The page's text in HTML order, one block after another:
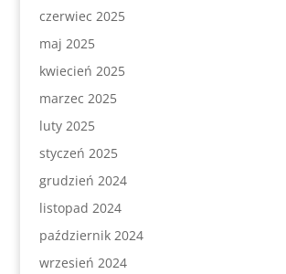
czerwiec 2025
maj 2025
kwiecień 2025
marzec 2025
luty 2025
styczeń 2025
grudzień 2024
listopad 2024
październik 2024
wrzesień 2024